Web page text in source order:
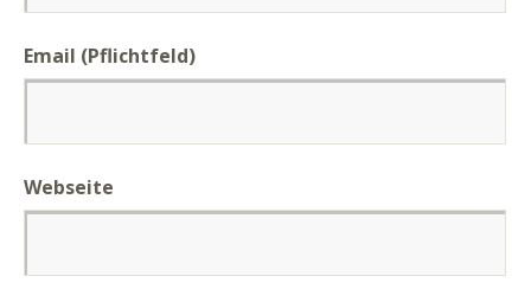
Email (Pflichtfeld)
Webseite